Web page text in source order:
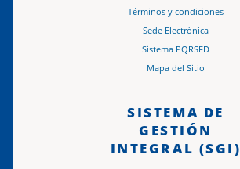
Términos y condiciones
Sede Electrónica
Sistema PQRSFD
Mapa del Sitio
SISTEMA DE
GESTIÓN
INTEGRAL (SGI)